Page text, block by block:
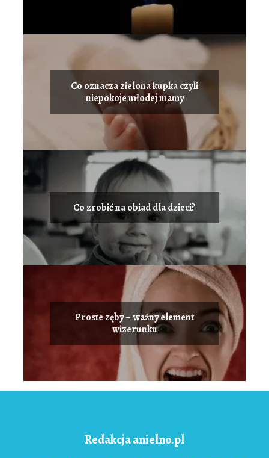
Co oznacza zielona kupka czyli
niepokoje młodej mamy
Co zrobić na obiad dla dzieci?
Proste zęby – ważny element
wizerunku
Redakcja anielno.pl